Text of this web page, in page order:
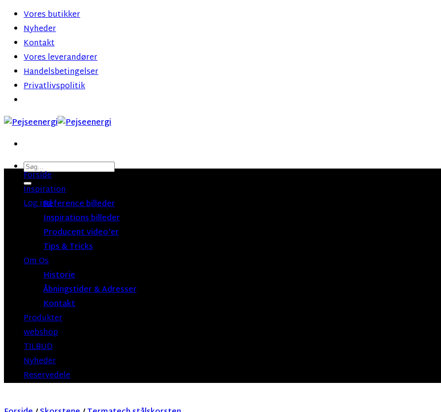
Fortsæt
indhold
Vores butikker
Nyheder
Kontakt
Vores leverandører
Handelsbetingelser
Privatlivspolitik
Søg
efter:
Log ind
Forside
Inspiration
Reference billeder
Inspirations billeder
Producent video’er
Tips & Tricks
Om Os
Historie
Åbningstider & Adresser
Kontakt
Produkter
webshop
TILBUD
Nyheder
Reservedele